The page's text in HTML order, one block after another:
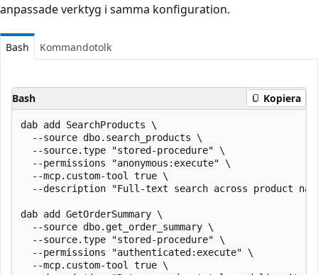
anpassade verktyg i samma konfiguration.
Bash Kommandotolk
Bash Kopiera
dab add SearchProducts \
  --source dbo.search_products \
  --source.type "stored-procedure" \
  --permissions "anonymous:execute" \
  --mcp.custom-tool true \
--description "Full-text search across product
dab add GetOrderSummary \
  --source dbo.get_order_summary \
  --source.type "stored-procedure" \
  --permissions "authenticated:execute" \
  --mcp.custom-tool true \